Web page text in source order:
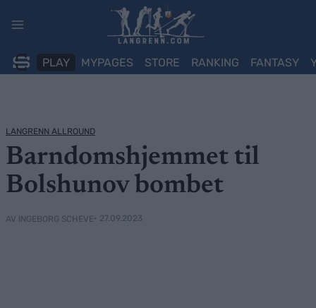
PLAY MYPAGES STORE RANKING FANTASY
LANGRENN ALLROUND
Barndomshjemmet til
Bolshunov bombet
AV INGEBORG SCHEVE• 27.09.2023